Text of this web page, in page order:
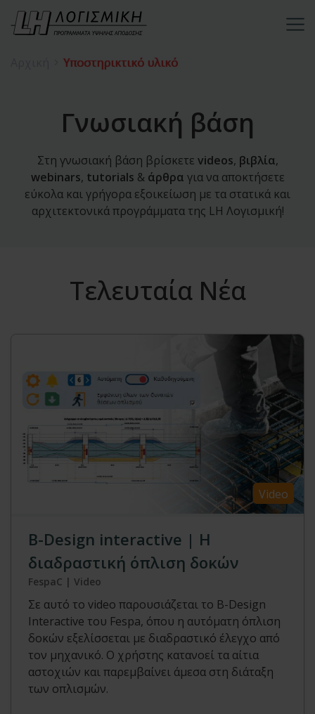
Υποστηρικτικό υλικό
Γνωσιακή βάση
Στη γνωσιακή βάση βρίσκετε videos, βιβλία,
webinars, tutorials & άρθρα για να αποκτήσετε
εύκολα και γρήγορα εξοικείωση με τα στατικά και
αρχιτεκτονικά προγράμματα της LH Λογισμική!
Τελευταία Νέα
Video
Β-Design interactive | Η
διαδραστική όπλιση δοκών
FespaC | Video
Σε αυτό το video παρουσιάζεται το B-Design
Interactive του Fespa, όπου η αυτόματη όπλιση
δοκών εξελίσσεται με διαδραστικό έλεγχο από
τον μηχανικό. Ο χρήστης κατανοεί τα αίτια
αστοχιών και παρεμβαίνει άμεσα στη διάταξη
των οπλισμών.